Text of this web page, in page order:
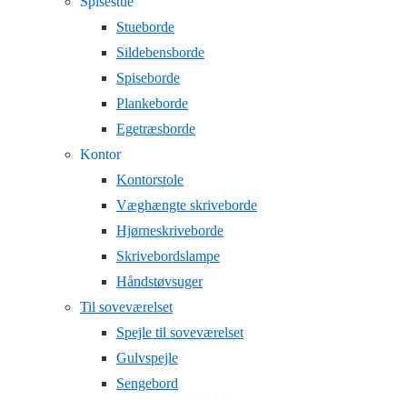
Stueborde
Sildebensborde
Spiseborde
Plankeborde
Egetræsborde
Kontor
Kontorstole
Væghængte skriveborde
Hjørneskriveborde
Skrivebordslampe
Håndstøvsuger
Til soveværelset
Spejle til soveværelset
Gulvspejle
Sengebord